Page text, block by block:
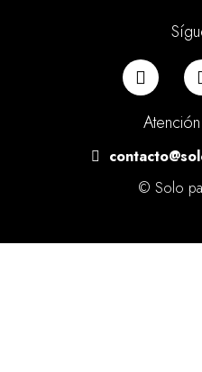
© Solo